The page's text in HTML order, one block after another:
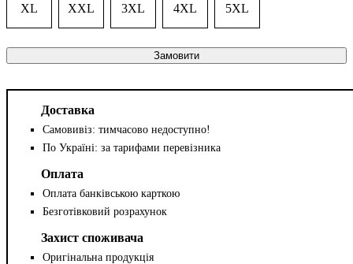
XL XXL 3XL 4XL 5XL
Замовити
Доставка
Самовивіз: тимчасово недоступно!
По Україні: за тарифами перевізника
Оплата
Оплата банківською карткою
Безготівковий розрахунок
Захист споживача
Оригінальна продукція